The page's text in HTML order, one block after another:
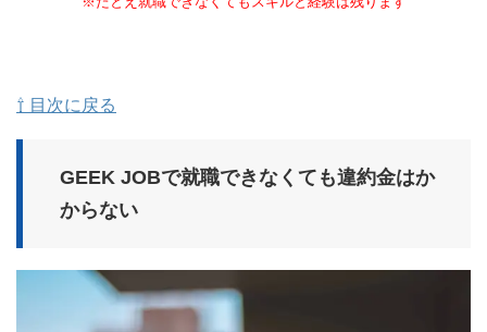
⇧ 目次に戻る
GEEK JOBで就職できなくても違約金はか
からない